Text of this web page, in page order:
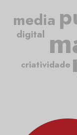
criatividade
media
digital